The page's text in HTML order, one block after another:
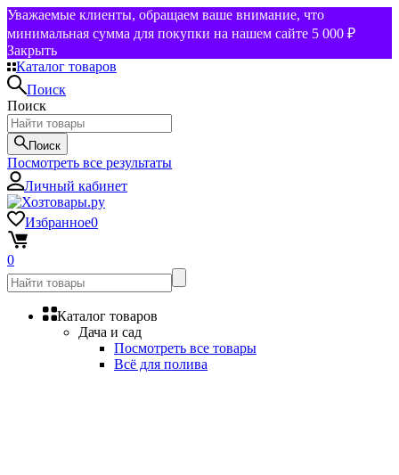
Уважаемые клиенты, обращаем ваше внимание, что
минимальная сумма для покупки на нашем сайте 5 000 ₽
Закрыть
Каталог товаров
Поиск
Поиск
Поиск
Посмотреть все результаты
Личный кабинет
Избранное0
0
Каталог товаров
Дача и сад
Посмотреть все товары
Всё для полива